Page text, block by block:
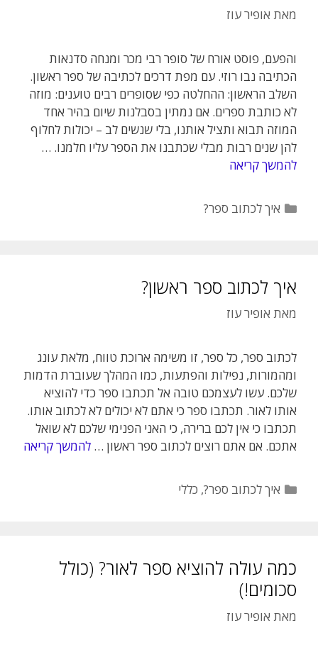
מאת אופיר עוז
והפעם, פוסט אורח של סופר רבי מכר ומנחה סדנאות
הכתיבה נבו רוזי. עם מפת דרכים לכתיבה של ספר ראשון.
השלב הראשון: ההחלטה כפי שסופרים רבים טוענים: מוזה
לא כותבת ספרים. אם נמתין בסבלנות שיום בהיר אחד
המוזה תבוא ותציל אותנו, בלי שנשים לב – יכולות לחלוף
להן שנים רבות מבלי שכתבנו את הספר עליו חלמנו. …
להמשך קריאה
קטגוריות
איך לכתוב ספר?
איך לכתוב ספר ראשון?
מאת אופיר עוז
לכתוב ספר, כל ספר, זו משימה ארוכת טווח, מלאת עונג
ומהמורות, נפילות והפתעות, כמו המהלך שעוברת הדמות
שלכם. עשו לעצמכם טובה אל תכתבו ספר כדי להוציא
אותו לאור. תכתבו ספר כי אתם לא יכולים לא לכתוב אותו.
תכתבו כי אין לכם ברירה, כי האני הפנימי שלכם לא שואל
אתכם. אם אתם רוצים לכתוב ספר ראשון … להמשך קריאה
קטגוריות
איך לכתוב ספר?, כללי
כמה עולה להוציא ספר לאור? (כולל
סכומים!)
מאת אופיר עוז